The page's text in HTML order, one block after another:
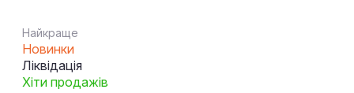
Найкраще
Новинки
Ліквідація
Хіти продажів